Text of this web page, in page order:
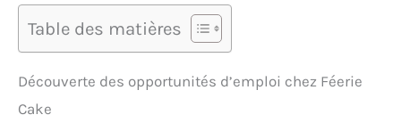
Table des matières
Découverte des opportunités d’emploi chez Féerie
Cake